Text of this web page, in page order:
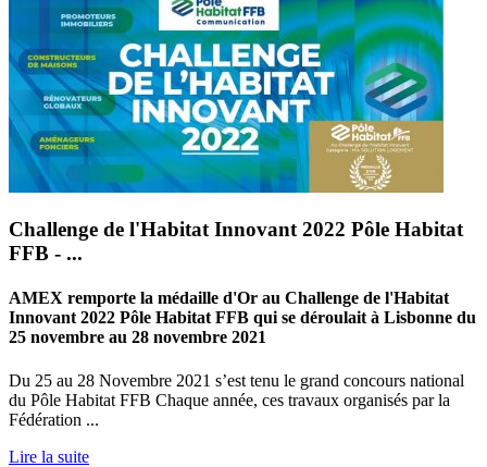
Challenge de l'Habitat Innovant 2022 Pôle Habitat
FFB - ...
AMEX remporte la médaille d'Or au Challenge de l'Habitat
Innovant 2022 Pôle Habitat FFB qui se déroulait à Lisbonne du
25 novembre au 28 novembre 2021
Du 25 au 28 Novembre 2021 s’est tenu le grand concours national
du Pôle Habitat FFB Chaque année, ces travaux organisés par la
Fédération ...
Lire la suite